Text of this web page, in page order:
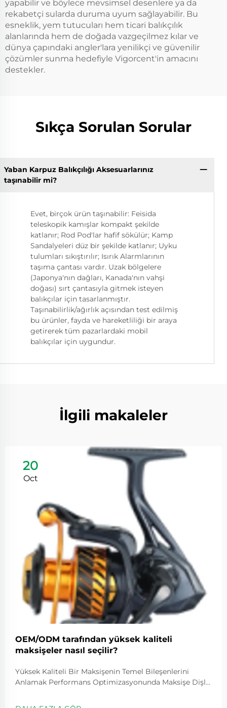
yapabilir ve böylece mevsimsel desenlere ya da
rekabetçi sularda duruma uyum sağlayabilir. Bu
esneklik, yem tutucuları hem ticari balıkçılık
alanlarında hem de doğada vazgeçilmez kılar ve
dünya çapındaki angler'lara yenilikçi ve güvenilir
çözümler sunma hedefiyle Vigorcent'in amacını
destekler.
Sıkça Sorulan Sorular
Yaban Karpuz Balıkçılığı Aksesuarlarınız
taşınabilir mi?
Evet, birçok ürün taşınabilir: Feisida
teleskopik kamışlar kompakt şekilde
katlanır; Rod Pod'lar hafif sökülür; Kamp
Sandalyeleri düz bir şekilde katlanır; Uyku
tulumları sıkıştırılır; Isırık Alarmlarının
taşıma çantası vardır. Uzak bölgelere
(Japonya'nın dağları, Kanada'nın vahşi
doğası) sırt çantasıyla gitmek isteyen
balıkçılar için tasarlanmıştır.
Taşınabilirlik/ağırlık açısından test edilmiş
bu ürünler, fayda ve hareketliliği bir araya
getirerek tüm pazarlardaki mobil
balıkçılar için uygundur.
İlgili makaleler
20
Oct
OEM/ODM tarafından yüksek kaliteli
maksişeler nasıl seçilir?
Yüksek Kaliteli Bir Maksişenin Temel Bileşenlerini
Anlamak Performans Optimizasyonunda Maksişe Dişli
döneceğini belirler ve genellikle 5.2:1 gibi değerlerle